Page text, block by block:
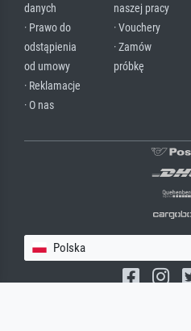
danych
· Prawo do
odstąpienia
od umowy
· Reklamacje
· O nas
naszej pracy
· Vouchery
· Zamów
próbkę
Polska